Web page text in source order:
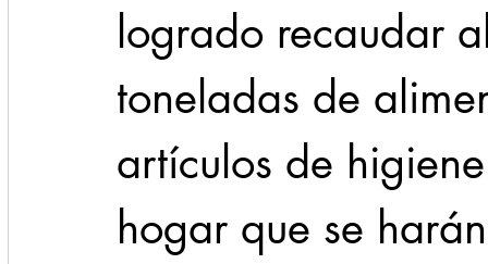
logrado recaudar
toneladas de
artículos de
hogar que se